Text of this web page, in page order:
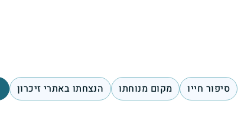
סיפור חייו מקום מנוחתו הנצחתו באתרי זיכרון